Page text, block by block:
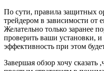
По сути, правила защитных
трейдером в зависимости от
Желательно только заранее
проверить ваши установки, и
эффективность при этом
Завершая обзор хочу сказать